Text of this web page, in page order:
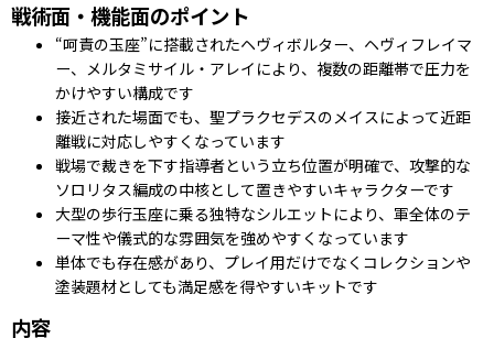
戦術面・機能面のポイント
“呵責の玉座”に搭載されたヘヴィボルター、ヘヴィフレイマ
ー、メルタミサイル・アレイにより、複数の距離帯で圧力を
かけやすい構成です
接近された場面でも、聖プラクセデスのメイスによって近距
離戦に対応しやすくなっています
戦場で裁きを下す指導者という立ち位置が明確で、攻撃的な
ソロリタス編成の中核として置きやすいキャラクターです
大型の歩行玉座に乗る独特なシルエットにより、軍全体のテ
ーマ性や儀式的な雰囲気を強めやすくなっています
単体でも存在感があり、プレイ用だけでなくコレクションや
塗装題材としても満足感を得やすいキットです
内容